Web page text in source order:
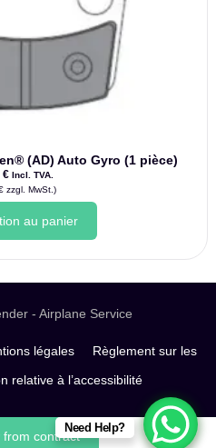
(AD) Auto Gyro (1 pièce)
€ Incl. TVA.
zzgl. MwSt.)
au panier
- Airplane Service
légales
Règlement sur les
relative à l’accessibilité
from contract
Need Help?